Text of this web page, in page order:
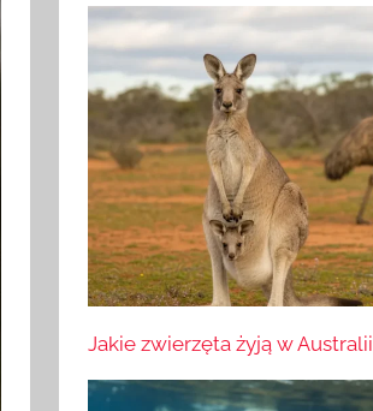
Jakie zwierzęta żyją w Australii